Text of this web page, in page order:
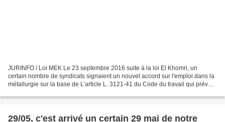
JURINFO / Loi MEK Le 23 septembre 2016 suite à la loi El Khomri, un
certain nombre de syndicats signaient un nouvel accord sur l'emploi dans la
métallurgie sur la base de L’article L. 3121-41 du Code du travail qui prévoit
29/05, c'est arrivé un certain 29 mai de notre